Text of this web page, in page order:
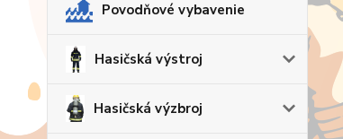
Povodňové vybavenie
Hasičská výstroj
Hasičská výzbroj